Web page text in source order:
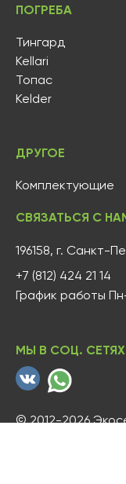
ПОГРЕБА
Тингард
Kellari
Топас
Kelder
ДРУГОЕ
Комплектующие
СВЯЗАТЬСЯ С
196158, г. Санкт-
+7 (812) 424 21 14
График работы
МЫ В СОЦ. СЕТЯХ
© 2012-2026